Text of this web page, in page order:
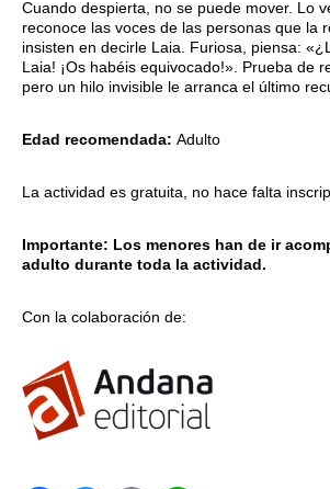
Cuando despierta, no se puede mover. Lo
reconoce las voces de las personas que la
insisten en decirle Laia. Furiosa, piensa:
Laia! ¡Os habéis equivocado!». Prueba de
pero un hilo invisible le arranca el último
Edad recomendada: Adulto
La actividad es gratuita, no hace falta
Importante: Los menores han de ir
adulto durante toda la actividad.
Con la colaboración de: